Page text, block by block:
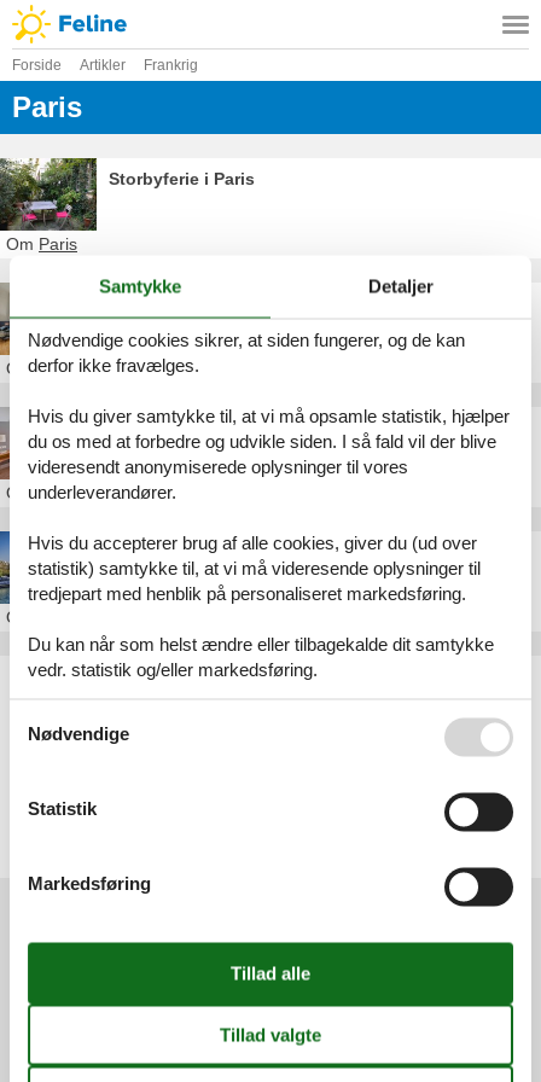
Forside Artikler Frankrig
Paris
Storbyferie i Paris
Om Paris
Ferielejlighed i Paris
OmParis
Feriebolig i Paris
OmParis
Feriebolig i Paris
Om
Artikeltyper
Sommerhus
Alle
Tilbudsmail
Persondatapolitik
Cookies
Samtykke Detaljer
Nødvendige cookies sikrer, at siden fungerer, og de kan
derfor ikke fravælges.
Hvis du giver samtykke til, at vi må opsamle statistik, hjælper
du os med at forbedre og udvikle siden. I så fald vil der blive
videresendt anonymiserede oplysninger til vores
underleverandører.
Hvis du accepterer brug af alle cookies, giver du (ud over
statistik) samtykke til, at vi må videresende oplysninger til
tredjepart med henblik på personaliseret markedsføring.
Du kan når som helst ændre eller tilbagekalde dit samtykke
vedr. statistik og/eller markedsføring.
Nødvendige
Statistik
Markedsføring